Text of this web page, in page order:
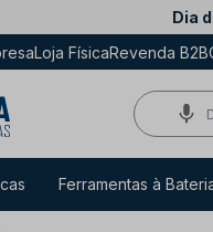
Dia
Loja FísicaRevenda B2B
Ferramentas à